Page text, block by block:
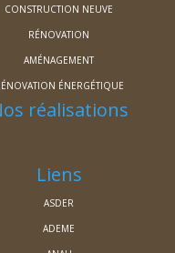
CONSTRUCTION NEUVE
RÉNOVATION
AMÉNAGEMENT
ÉNERGÉTIQUE
réalisations
Liens
ASDER
ADEME